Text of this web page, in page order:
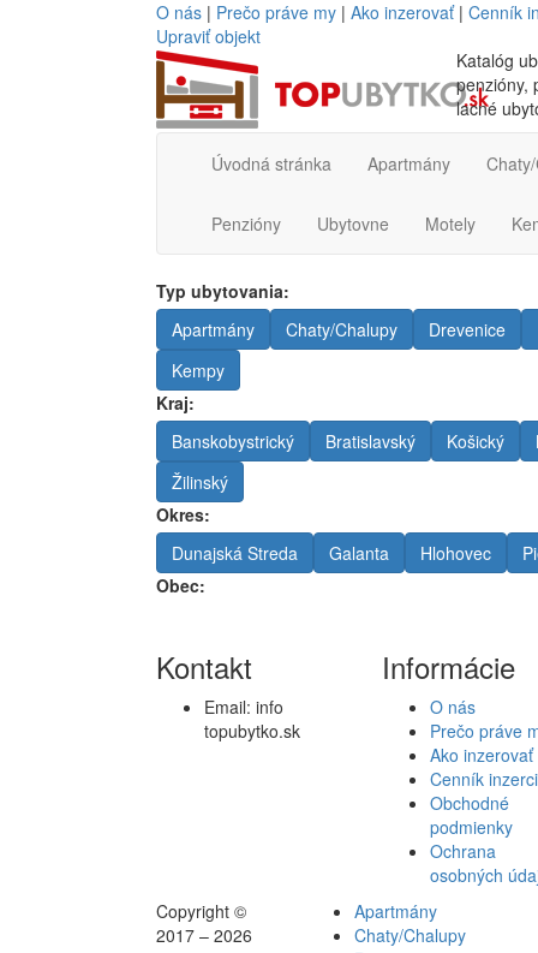
O nás | Prečo práve my | Ako inzerovať| Cenník
Upraviť objekt
Katalóg
penzióny,
lacné
Úvodná stránka Apartmány
Penzióny Ubytovne Motely
Typ ubytovania:
Apartmány
Chaty/Chalupy Drevenice
Kempy
Kraj:
Banskobystrický
Bratislavský Košický
Žilinský
Okres:
Dunajská Streda
Galanta Hlohovec
Obec:
Kontakt
Email: info
topubytko.sk
Informácie
O nás
Prečo práve
Ako inzerovať
Cenník
Obchodné
podmienky
Ochrana
osobných
Copyright ©
2017 – 2026
Apartmány
Chaty/Chalupy